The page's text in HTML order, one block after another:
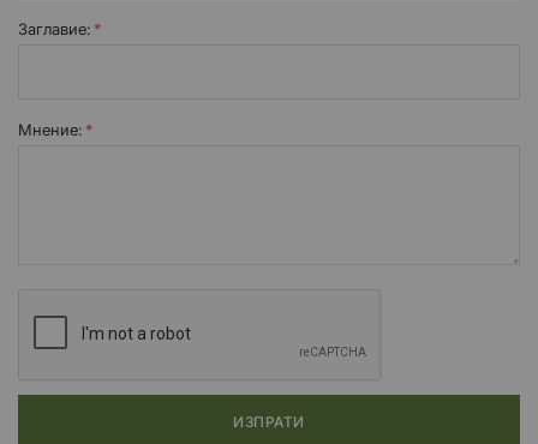
Заглавиe:
Мнение:
ИЗПРАТИ